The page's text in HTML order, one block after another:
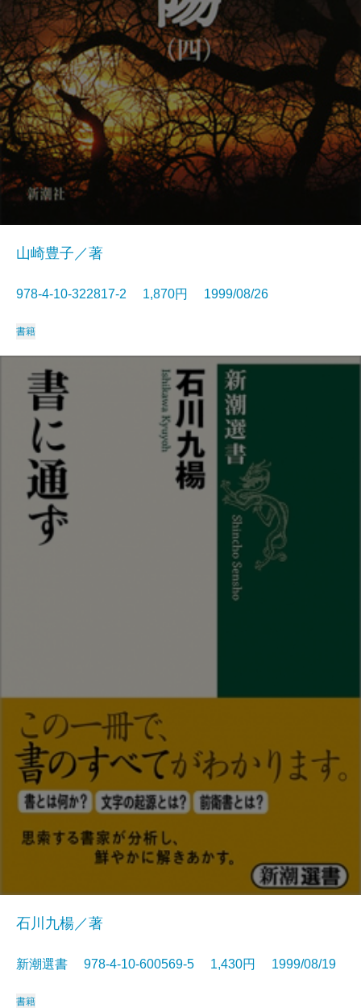
山崎豊子／著
978-4-10-322817-2 1,870円 1999/08/26
書籍
石川九楊／著
新潮選書 978-4-10-600569-5 1,430円 1999/08/19
書籍